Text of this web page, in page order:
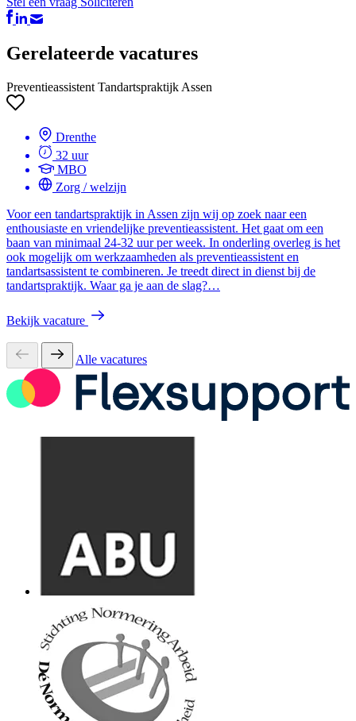
Gerelateerde vacatures
Preventieassistent Tandartspraktijk Assen
Drenthe
32 uur
MBO
Zorg / welzijn
Voor een tandartspraktijk in Assen zijn wij op zoek naar een
enthousiaste en vriendelijke preventieassistent. Het gaat om een
baan van minimaal 24-32 uur per week. In onderling overleg is het
ook mogelijk om werkzaamheden als preventieassistent en
tandartsassistent te combineren. Je treedt direct in dienst bij de
tandartspraktijk. Waar ga je aan de slag?…
Bekijk vacature
Alle vacatures